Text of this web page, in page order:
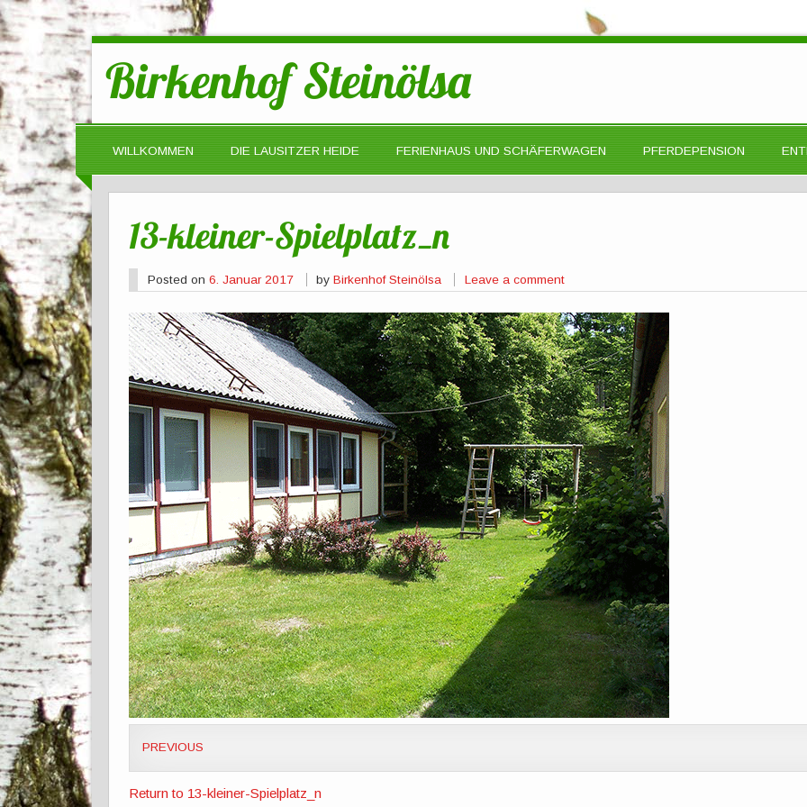
Birkenhof Steinölsa
WILLKOMMEN DIE LAUSITZER HEIDE FERIENHAUS UND SCHÄFERWAGEN PFERDEPENSION
13-kleiner-Spielplatz_n
Posted on 6. Januar 2017 byBirkenhof Steinölsa Leave a comment
PREVIOUS
Return to 13-kleiner-Spielplatz_n